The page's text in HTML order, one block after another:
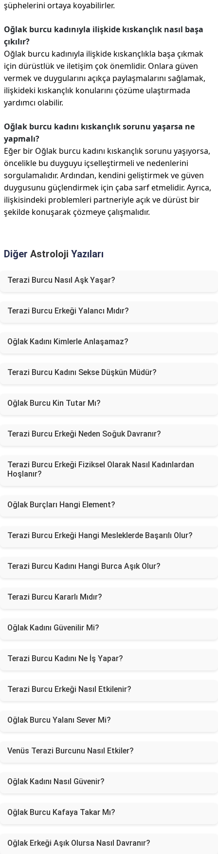
şüphelerini ortaya koyabilirler.
Oğlak burcu kadınıyla ilişkide kıskançlık nasıl başa
çıkılır?
Oğlak burcu kadınıyla ilişkide kıskançlıkla başa çıkmak
için dürüstlük ve iletişim çok önemlidir. Onlara güven
vermek ve duygularını açıkça paylaşmalarını sağlamak,
ilişkideki kıskançlık konularını çözüme ulaştırmada
yardımcı olabilir.
Oğlak burcu kadını kıskançlık sorunu yaşarsa ne
yapmalı?
Eğer bir Oğlak burcu kadını kıskançlık sorunu yaşıyorsa,
öncelikle bu duyguyu içselleştirmeli ve nedenlerini
sorgulamalıdır. Ardından, kendini geliştirmek ve güven
duygusunu güçlendirmek için çaba sarf etmelidir. Ayrıca,
ilişkisindeki problemleri partneriyle açık ve dürüst bir
şekilde konuşarak çözmeye çalışmalıdır.
Diğer Astroloji Yazıları
Terazi Burcu Nasıl Aşk Yaşar?
Terazi Burcu Erkeği Yalancı Mıdır?
Oğlak Kadını Kimlerle Anlaşamaz?
Terazi Burcu Kadını Sekse Düşkün Müdür?
Oğlak Burcu Kin Tutar Mı?
Terazi Burcu Erkeği Neden Soğuk Davranır?
Terazi Burcu Erkeği Fiziksel Olarak Nasıl Kadınlardan
Hoşlanır?
Oğlak Burçları Hangi Element?
Terazi Burcu Erkeği Hangi Mesleklerde Başarılı Olur?
Terazi Burcu Kadını Hangi Burca Aşık Olur?
Terazi Burcu Kararlı Mıdır?
Oğlak Kadını Güvenilir Mi?
Terazi Burcu Kadını Ne İş Yapar?
Terazi Burcu Erkeği Nasıl Etkilenir?
Oğlak Burcu Yalanı Sever Mi?
Venüs Terazi Burcunu Nasıl Etkiler?
Oğlak Kadını Nasıl Güvenir?
Oğlak Burcu Kafaya Takar Mı?
Oğlak Erkeği Aşık Olursa Nasıl Davranır?